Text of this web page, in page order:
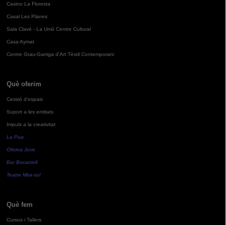
Casino La Floresta
Casal Les Planes
Sala Clavé - La Unió Centre Cultural
Casa Aymat
Centre Grau-Garriga d'Art Tèxtil Contemporani
Què oferim
Cessió d'espais
Suport a les entitats
Impuls a la creativitat
La Pua
Oficina Jove
Bar Bocamoll
Teatre Mira-sol
Què fem
Cursos i Tallers